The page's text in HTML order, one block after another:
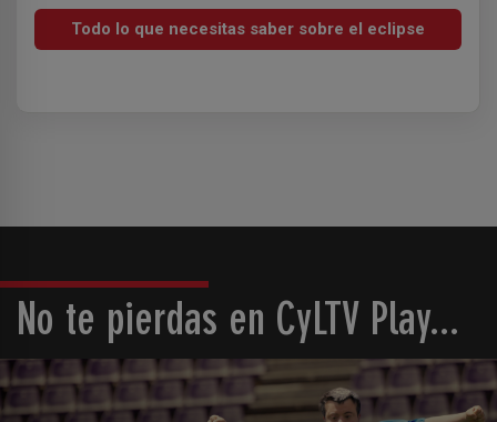
Todo lo que necesitas saber sobre el eclipse
No te pierdas en CyLTV Play...